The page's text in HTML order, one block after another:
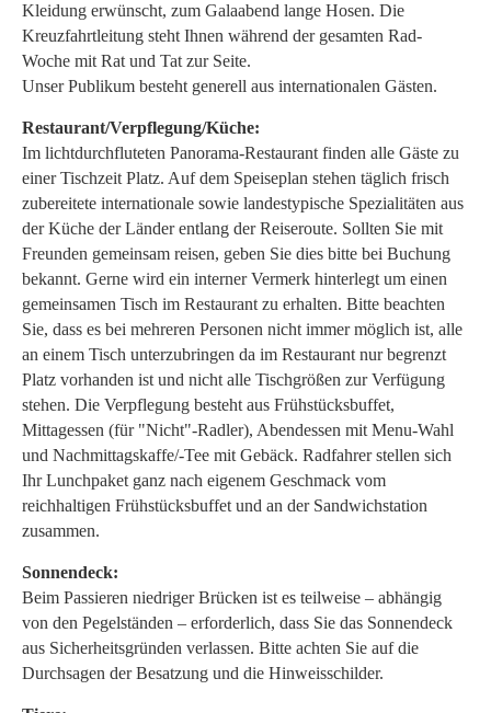
Kleidung erwünscht, zum Galaabend lange Hosen. Die
Kreuzfahrtleitung steht Ihnen während der gesamten Rad-
Woche mit Rat und Tat zur Seite.
Unser Publikum besteht generell aus internationalen Gästen.
Restaurant/Verpflegung/Küche:
Im lichtdurchfluteten Panorama-Restaurant finden alle Gäste zu
einer Tischzeit Platz. Auf dem Speiseplan stehen täglich frisch
zubereitete internationale sowie landestypische Spezialitäten aus
der Küche der Länder entlang der Reiseroute. Sollten Sie mit
Freunden gemeinsam reisen, geben Sie dies bitte bei Buchung
bekannt. Gerne wird ein interner Vermerk hinterlegt um einen
gemeinsamen Tisch im Restaurant zu erhalten. Bitte beachten
Sie, dass es bei mehreren Personen nicht immer möglich ist, alle
an einem Tisch unterzubringen da im Restaurant nur begrenzt
Platz vorhanden ist und nicht alle Tischgrößen zur Verfügung
stehen. Die Verpflegung besteht aus Frühstücksbuffet,
Mittagessen (für "Nicht"-Radler), Abendessen mit Menu-Wahl
und Nachmittagskaffe/-Tee mit Gebäck. Radfahrer stellen sich
Ihr Lunchpaket ganz nach eigenem Geschmack vom
reichhaltigen Frühstücksbuffet und an der Sandwichstation
zusammen.
Sonnendeck:
Beim Passieren niedriger Brücken ist es teilweise – abhängig
von den Pegelständen – erforderlich, dass Sie das Sonnendeck
aus Sicherheitsgründen verlassen. Bitte achten Sie auf die
Durchsagen der Besatzung und die Hinweisschilder.